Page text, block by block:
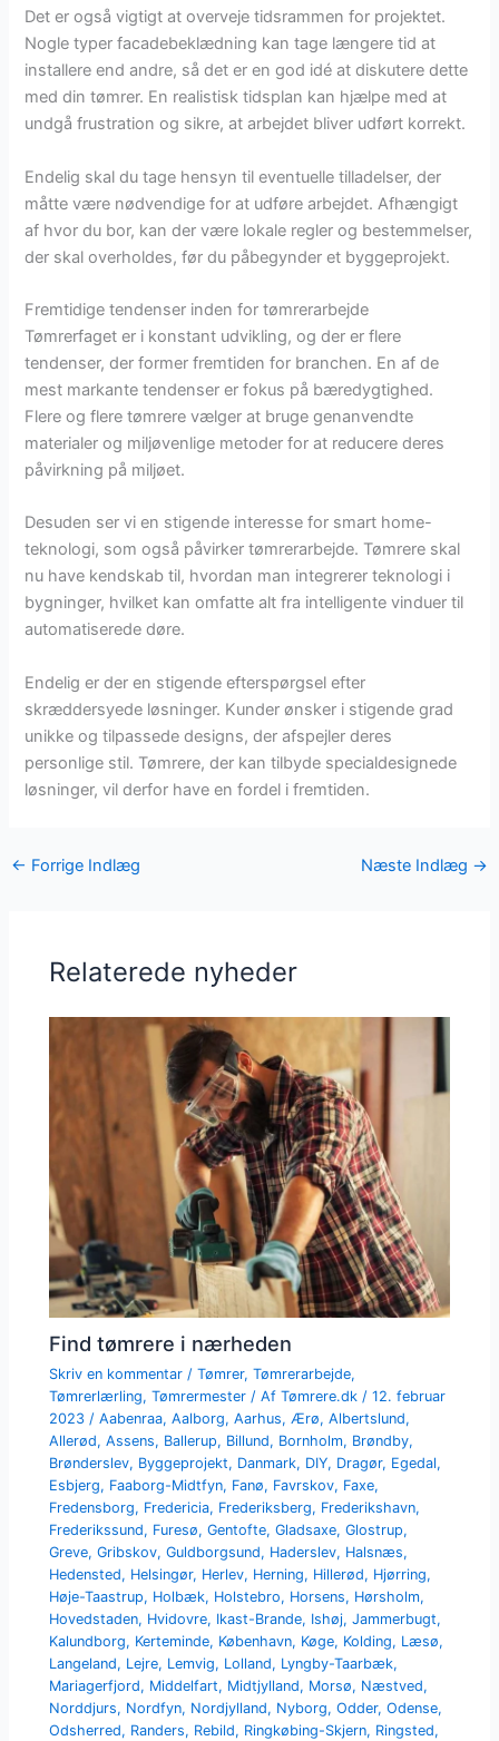
Det er også vigtigt at overveje tidsrammen for projektet.
Nogle typer facadebeklædning kan tage længere tid at
installere end andre, så det er en god idé at diskutere dette
med din tømrer. En realistisk tidsplan kan hjælpe med at
undgå frustration og sikre, at arbejdet bliver udført korrekt.
Endelig skal du tage hensyn til eventuelle tilladelser, der
måtte være nødvendige for at udføre arbejdet. Afhængigt
af hvor du bor, kan der være lokale regler og bestemmelser,
der skal overholdes, før du påbegynder et byggeprojekt.
Fremtidige tendenser inden for tømrerarbejde
Tømrerfaget er i konstant udvikling, og der er flere
tendenser, der former fremtiden for branchen. En af de
mest markante tendenser er fokus på bæredygtighed.
Flere og flere tømrere vælger at bruge genanvendte
materialer og miljøvenlige metoder for at reducere deres
påvirkning på miljøet.
Desuden ser vi en stigende interesse for smart home-
teknologi, som også påvirker tømrerarbejde. Tømrere skal
nu have kendskab til, hvordan man integrerer teknologi i
bygninger, hvilket kan omfatte alt fra intelligente vinduer til
automatiserede døre.
Endelig er der en stigende efterspørgsel efter
skræddersyede løsninger. Kunder ønsker i stigende grad
unikke og tilpassede designs, der afspejler deres
personlige stil. Tømrere, der kan tilbyde specialdesignede
løsninger, vil derfor have en fordel i fremtiden.
← Forrige Indlæg Næste Indlæg →
Relaterede nyheder
Find tømrere i nærheden
Skriv en kommentar /Tømrer,Tømrerarbejde,
Tømrerlærling,Tømrermester / AfTømrere.dk/12. februar
2023/Aabenraa,Aalborg,Aarhus,Ærø,Albertslund,
Allerød,Assens, Ballerup, Billund, Bornholm, Brøndby,
Brønderslev, Byggeprojekt, Danmark, DIY, Dragør, Egedal,
Esbjerg, Faaborg-Midtfyn, Fanø, Favrskov, Faxe,
Fredensborg, Fredericia, Frederiksberg, Frederikshavn,
Frederikssund, Furesø,Gentofte,Gladsaxe,Glostrup,
Greve,Gribskov,Guldborgsund, Haderslev, Halsnæs,
Hedensted, Helsingør, Herlev, Herning, Hillerød, Hjørring,
Høje-Taastrup, Holbæk, Holstebro, Horsens, Hørsholm,
Hovedstaden, Hvidovre, Ikast-Brande, Ishøj,Jammerbugt,
Kalundborg, Kerteminde, København, Køge, Kolding, Læsø,
Langeland, Lejre, Lemvig, Lolland, Lyngby-Taarbæk,
Mariagerfjord, Middelfart, Midtjylland, Morsø, Næstved,
Norddjurs, Nordfyn, Nordjylland, Nyborg,Odder,Odense,
Odsherred, Randers, Rebild, Ringkøbing-Skjern, Ringsted,